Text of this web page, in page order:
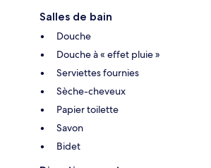
Salles de bain
Douche
Douche à « effet pluie »
Serviettes fournies
Sèche-cheveux
Papier toilette
Savon
Bidet